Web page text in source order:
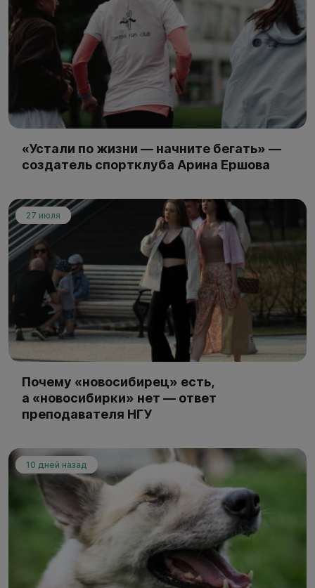
«Устали по жизни — начните бегать» —
создатель спортклуба Арина Ершова
27 июля
Почему «новосибирец» есть,
а «новосибирки» нет — ответ
преподавателя НГУ
10 дней назад